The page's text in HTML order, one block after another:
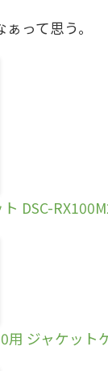
って思う。
DSC-
用 ジャケット